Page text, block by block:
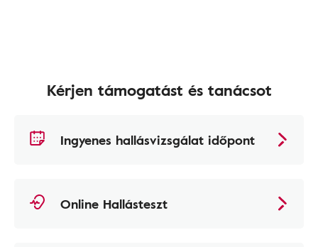
Kérjen támogatást és tanácsot
Ingyenes hallásvizsgálat időpont
Online Hallásteszt